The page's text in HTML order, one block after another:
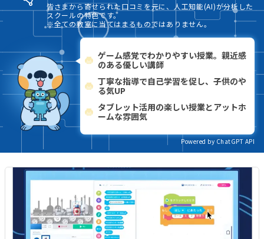
皆さまから寄せられた口コミを元に、人工知能(AI)が分析した
スクールの特色です。
※全ての教室に当てはまるものではありません。
ゲーム感覚でわかりやすい授業。親近感
のある優しい講師
丁寧な指導で自己学習を促し、子供のや
る気UP
タブレット活用の楽しい授業とアットホ
ームな雰囲気
Powered by ChatGPT API